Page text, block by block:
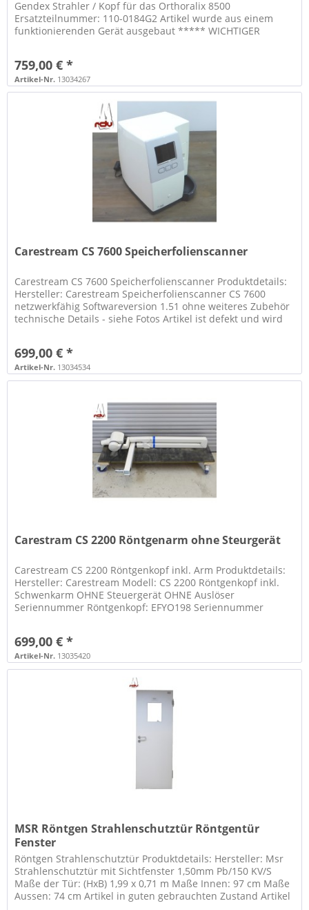
Gendex Strahler / Kopf für das Orthoralix 8500
Ersatzteilnummer: 110-0184G2 Artikel wurde aus einem
funktionierenden Gerät ausgebaut ***** WICHTIGER
759,00 € *
Artikel-Nr. 13034267
Carestream CS 7600 Speicherfolienscanner
Carestream CS 7600 Speicherfolienscanner Produktdetails:
Hersteller: Carestream Speicherfolienscanner CS 7600
netzwerkfähig Softwareversion 1.51 ohne weiteres Zubehör
technische Details - siehe Fotos Artikel ist defekt und wird
699,00 € *
Artikel-Nr. 13034534
Carestram CS 2200 Röntgenarm ohne Steurgerät
Carestream CS 2200 Röntgenkopf inkl. Arm Produktdetails:
Hersteller: Carestream Modell: CS 2200 Röntgenkopf inkl.
Schwenkarm OHNE Steuergerät OHNE Auslöser
Seriennummer Röntgenkopf: EFYO198 Seriennummer
699,00 € *
Artikel-Nr. 13035420
MSR Röntgen Strahlenschutztür Röntgentür
Fenster
Röntgen Strahlenschutztür Produktdetails: Hersteller: Msr
Strahlenschutztür mit Sichtfenster 1,50mm Pb/150 KV/S
Maße der Tür: (HxB) 1,99 x 0,71 m Maße Innen: 97 cm Maße
Aussen: 74 cm Artikel in guten gebrauchten Zustand Artikel